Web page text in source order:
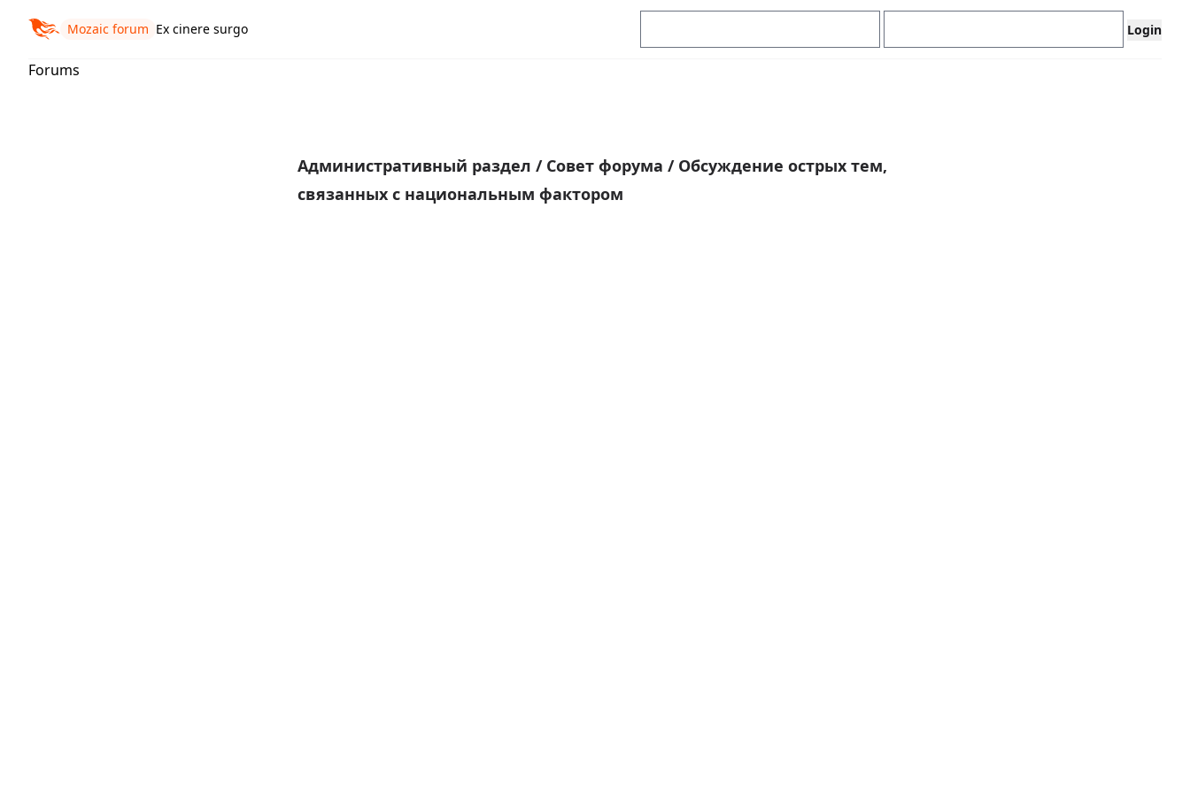
Mozaic forum Ex cinere surgo
Forums
Административный раздел / Совет форума / Обсуждение острых тем,
связанных с национальным фактором